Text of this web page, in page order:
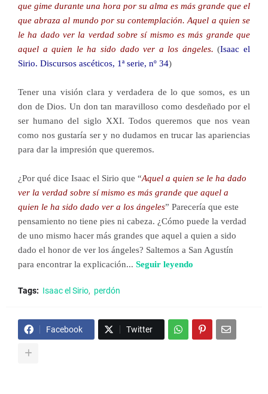
que gime durante una hora por su alma es más grande que el
que abraza al mundo por su contemplación. Aquel a quien se
le ha dado ver la verdad sobre sí mismo es más grande que
aquel a quien le ha sido dado ver a los ángeles. (Isaac el
Sirio. Discursos ascéticos, 1ª serie, nº 34)
Tener una visión clara y verdadera de lo que somos, es un
don de Dios. Un don tan maravilloso como desdeñado por el
ser humano del siglo XXI. Todos queremos que nos vean
como nos gustaría ser y no dudamos en trucar las apariencias
para dar la impresión que queremos.
¿Por qué dice Isaac el Sirio que “Aquel a quien se le ha dado
ver la verdad sobre sí mismo es más grande que aquel a
quien le ha sido dado ver a los ángeles” Parecería que este
pensamiento no tiene pies ni cabeza. ¿Cómo puede la verdad
de uno mismo hacer más grandes que aquel a quien a sido
dado el honor de ver los ángeles? Saltemos a San Agustín
para encontrar la explicación... Seguir leyendo
Tags: Isaac el Sirio perdón
Facebook Twitter